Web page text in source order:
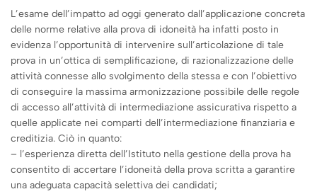
L’esame dell’impatto ad oggi generato dall’applicazione concreta
delle norme relative alla prova di idoneità ha infatti posto in
evidenza l’opportunità di intervenire sull’articolazione di tale
prova in un’ottica di semplificazione, di razionalizzazione delle
attività connesse allo svolgimento della stessa e con l’obiettivo
di conseguire la massima armonizzazione possibile delle regole
di accesso all’attività di intermediazione assicurativa rispetto a
quelle applicate nei comparti dell’intermediazione finanziaria e
creditizia. Ciò in quanto:
– l’esperienza diretta dell’Istituto nella gestione della prova ha
consentito di accertare l’idoneità della prova scritta a garantire
una adeguata capacità selettiva dei candidati;